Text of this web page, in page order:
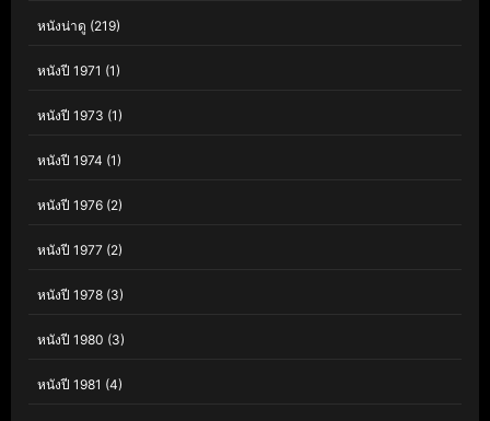
หนังน่าดู (219)
หนังปี 1971 (1)
หนังปี 1973 (1)
หนังปี 1974 (1)
หนังปี 1976 (2)
หนังปี 1977 (2)
หนังปี 1978 (3)
หนังปี 1980 (3)
หนังปี 1981 (4)